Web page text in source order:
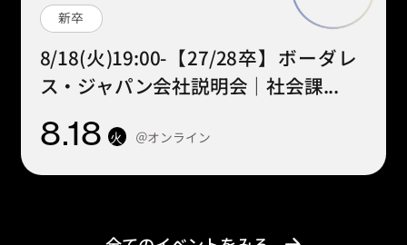
新卒
8/18(火)19:00-【27/28卒】ボーダレ
ス・ジャパン会社説明会｜社会課...
8.18 火 ＠オンライン